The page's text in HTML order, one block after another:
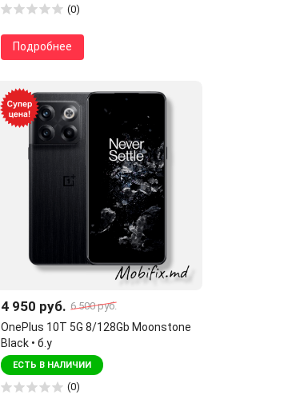
(0)
Подробнее
4 950 руб. 6 500 руб.
OnePlus 10T 5G 8/128Gb Moonstone
Black • б.у
ЕСТЬ В НАЛИЧИИ
(0)